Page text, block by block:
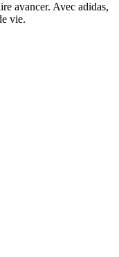
avancer. Avec adidas,
vie.